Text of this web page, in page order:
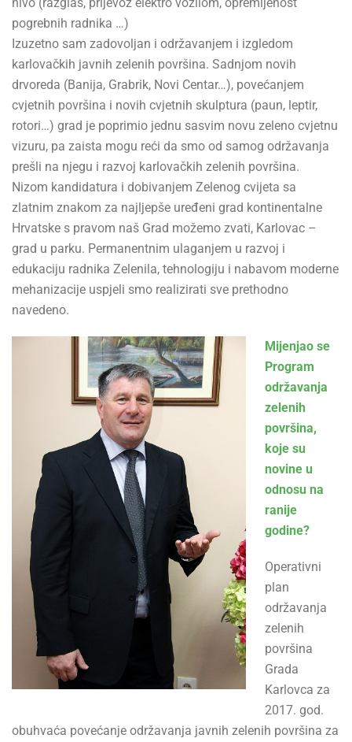
pogrebnih radnika …)
Izuzetno sam zadovoljan i održavanjem i izgledom
karlovačkih javnih zelenih površina. Sadnjom novih
drvoreda (Banija, Grabrik, Novi Centar…), povećanjem
cvjetnih površina i novih cvjetnih skulptura (paun, leptir,
rotori…) grad je poprimio jednu sasvim novu zeleno cvjetnu
vizuru, pa zaista mogu reći da smo od samog održavanja
prešli na njegu i razvoj karlovačkih zelenih površina.
Nizom kandidatura i dobivanjem Zelenog cvijeta sa
zlatnim znakom za najljepše uređeni grad kontinentalne
Hrvatske s pravom naš Grad možemo zvati, Karlovac –
grad u parku. Permanentnim ulaganjem u razvoj i
edukaciju radnika Zelenila, tehnologiju i nabavom moderne
mehanizacije uspjeli smo realizirati sve prethodno
navedeno.
Mijenjao se
Program
održavanja
zelenih
površina,
koje su
novine u
odnosu na
ranije
godine?
Operativni
plan
održavanja
zelenih
površina
Grada
Karlovca za
2017. god.
obuhvaća povećanje održavanja javnih zelenih površina za